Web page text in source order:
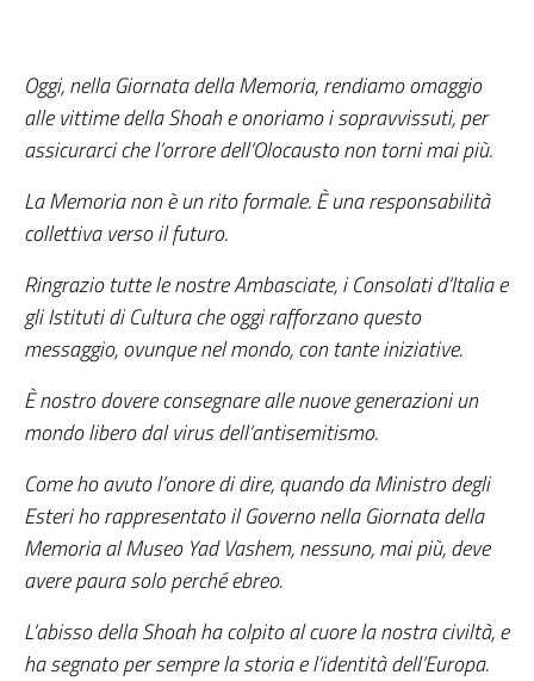
Oggi, nella Giornata della Memoria, rendiamo omaggio
alle vittime della Shoah e onoriamo i sopravvissuti, per
assicurarci che l’orrore dell’Olocausto non torni mai più.
La Memoria non è un rito formale. È una responsabilità
collettiva verso il futuro.
Ringrazio tutte le nostre Ambasciate, i Consolati d’Italia e
gli Istituti di Cultura che oggi rafforzano questo
messaggio, ovunque nel mondo, con tante iniziative.
È nostro dovere consegnare alle nuove generazioni un
mondo libero dal virus dell’antisemitismo.
Come ho avuto l’onore di dire, quando da Ministro degli
Esteri ho rappresentato il Governo nella Giornata della
Memoria al Museo Yad Vashem, nessuno, mai più, deve
avere paura solo perché ebreo.
L’abisso della Shoah ha colpito al cuore la nostra civiltà, e
ha segnato per sempre la storia e l’identità dell’Europa.